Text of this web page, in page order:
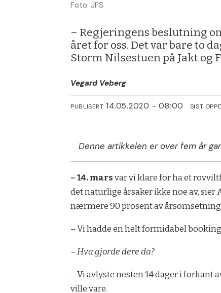
Foto: JFS
– Regjeringens beslutning
året for oss. Det var bare to
Storm Nilsestuen på Jakt og
Vegard Veberg
PUBLISERT 14.05.2020 - 08:00 SIST
Denne artikkelen er over fem år
– 14. marsvar vi klare for ha et
det naturlige årsaker ikke noe av,
nærmere 90 prosent av
– Vi hadde en helt formidabel
– Hva gjorde dere da?
– Vi avlyste nesten 14 dager i
ville vare.